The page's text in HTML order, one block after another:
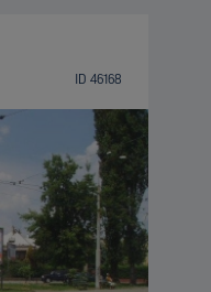
ID 46168